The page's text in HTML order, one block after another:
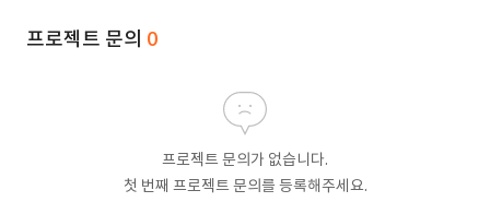
프로젝트 문의 0
프로젝트 문의가 없습니다.
첫 번째 프로젝트 문의를 등록해주세요.